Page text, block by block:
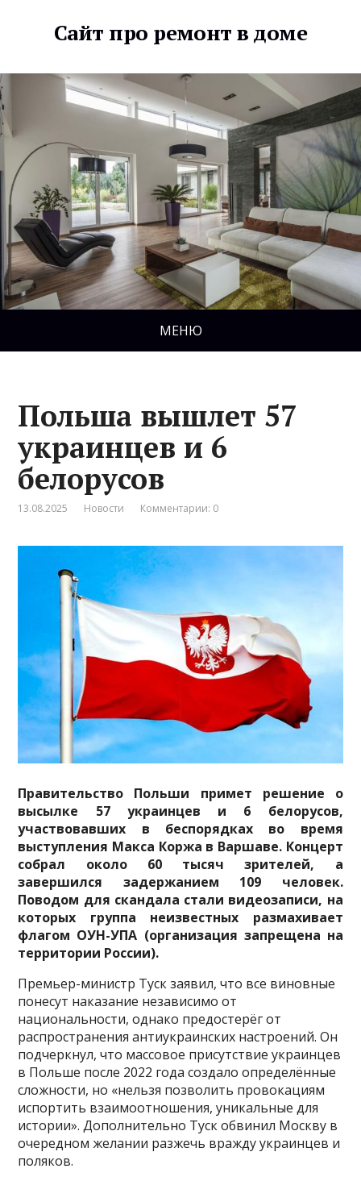
Сайт про ремонт в доме
МЕНЮ
Польша вышлет 57
украинцев и 6
белорусов
13.08.2025 Новости Комментарии: 0
Правительство Польши примет решение о
высылке 57 украинцев и 6 белорусов,
участвовавших в беспорядках во время
выступления Макса Коржа в Варшаве. Концерт
собрал около 60 тысяч зрителей, а
завершился задержанием 109 человек.
Поводом для скандала стали видеозаписи, на
которых группа неизвестных размахивает
флагом ОУН-УПА (организация запрещена на
территории России).
Премьер-министр Туск заявил, что все виновные
понесут наказание независимо от
национальности, однако предостерёг от
распространения антиукраинских настроений. Он
подчеркнул, что массовое присутствие украинцев
в Польше после 2022 года создало определённые
сложности, но «нельзя позволить провокациям
испортить взаимоотношения, уникальные для
истории». Дополнительно Туск обвинил Москву в
очередном желании разжечь вражду украинцев и
поляков.